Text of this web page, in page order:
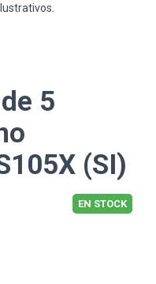
5
(SI)
EN STOCK